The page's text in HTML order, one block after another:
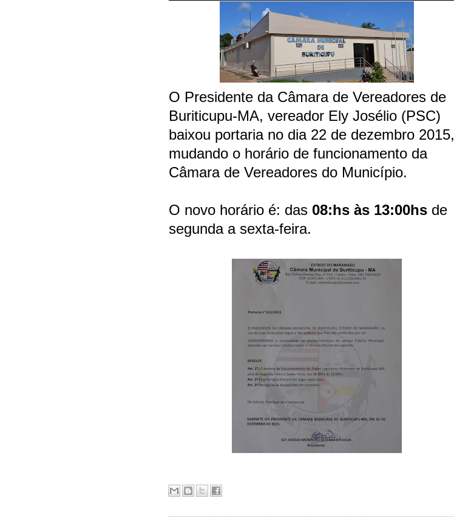
O Presidente da Câmara de Vereadores de
Buriticupu-MA, vereador Ely Josélio (PSC)
baixou portaria no dia 22 de dezembro 2015,
mudando o horário de funcionamento da
Câmara de Vereadores do Município.
O novo horário é: das 08:hs às 13:00hs de
segunda a sexta-feira.